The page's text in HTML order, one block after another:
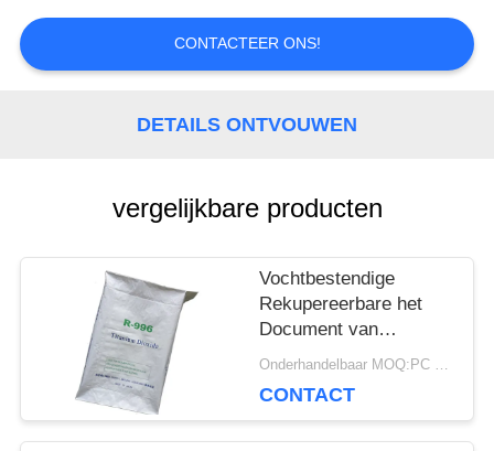
GEVALLEN
SITEMAP
PRIVACY
CONTACTEER ONS!
DETAILS ONTVOUWEN
vergelijkbare producten
Vochtbestendige
Rekupereerbare het
Document van
Multiwall Kraftpapier
Klantgerichte Geposte
Onderhandelbaar MOQ:PC 5000
CONTACT